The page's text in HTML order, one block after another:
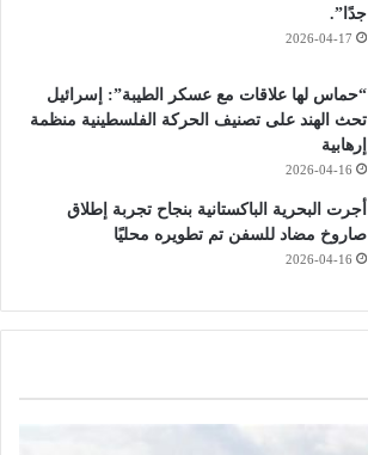
جدًا”.
2026-04-17
“حماس لها علاقات مع عسكر الطيبة”: إسرائيل
تحث الهند على تصنيف الحركة الفلسطينية منظمة
إرهابية
2026-04-16
أجرت البحرية الباكستانية بنجاح تجربة إطلاق
صاروخ مضاد للسفن تم تطويره محليًا
2026-04-16